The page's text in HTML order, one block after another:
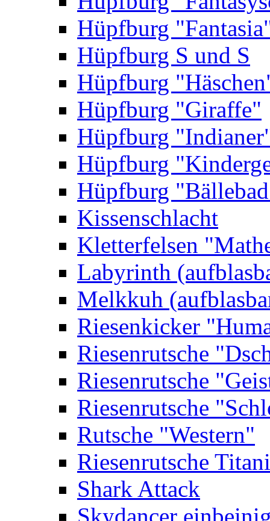
Hüpfburg
Hüpfburg S und S
Hüpfburg
Hüpfburg "Giraffe"
Hüpfburg
Hüpfburg
Hüpfburg
Kissenschlacht
Kletterfelsen
Labyrinth
Melkkuh
Riesenkicker
Riesenrutsche
Riesenrutsche
Riesenrutsche
Rutsche "Western"
Riesenrutsche
Shark Attack